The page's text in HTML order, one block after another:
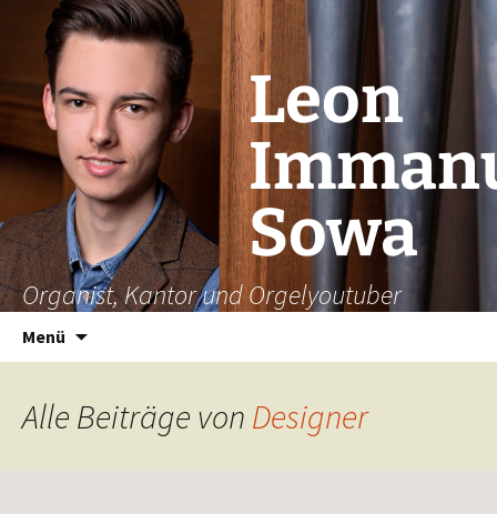
Leon
Sowa
Organist, Kantor und Orgelyoutuber
Menü
Alle Beiträge von Designer